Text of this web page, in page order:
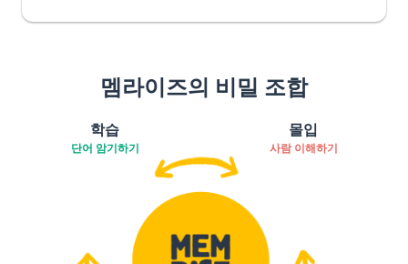
멤라이즈의 비밀 조합
학습
단어 암기하기
몰입
사람 이해하기